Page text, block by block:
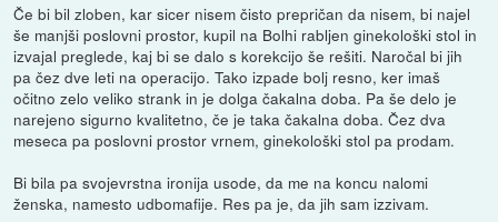
Če bi bil zloben, kar sicer nisem čisto prepričan da nisem, bi najel
še manjši poslovni prostor, kupil na Bolhi rabljen ginekološki stol in
izvajal preglede, kaj bi se dalo s korekcijo še rešiti. Naročal bi jih
pa čez dve leti na operacijo. Tako izpade bolj resno, ker imaš
očitno zelo veliko strank in je dolga čakalna doba. Pa še delo je
narejeno sigurno kvalitetno, če je taka čakalna doba. Čez dva
meseca pa poslovni prostor vrnem, ginekološki stol pa prodam.
Bi bila pa svojevrstna ironija usode, da me na koncu nalomi
ženska, namesto udbomafije. Res pa je, da jih sam izzivam.